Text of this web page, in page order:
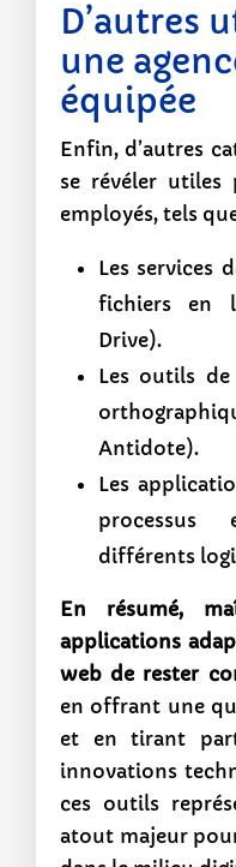
D’autres
une
équipée
Enfin, d’autres
se révéler utiles
employés, tels
Les services
fichiers en
Drive).
Les outils
Antidote).
Les
différents
En résumé,
applications
web de rester
en offrant une
et en tirant
innovations
ces outils
atout majeur